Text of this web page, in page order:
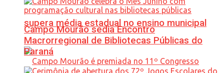
supera média estadual no ensino municipal
Campo Mourão sedia Encontro
Macrorregional de Bibliotecas Públicas do
Paraná